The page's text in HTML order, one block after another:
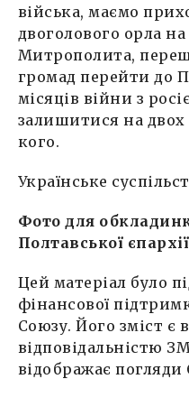
війська, маємо
двоголового орла на
Митрополита,
громад перейти до
місяців війни з
залишитися на двох
кого.
Українське
Фото для
Полтавської
Цей матеріал було
фінансової
Союзу. Його зміст
відповідальністю
відображає